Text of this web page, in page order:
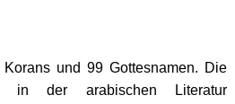
und 99 Gottesnamen. Die
in der arabischen Literatur